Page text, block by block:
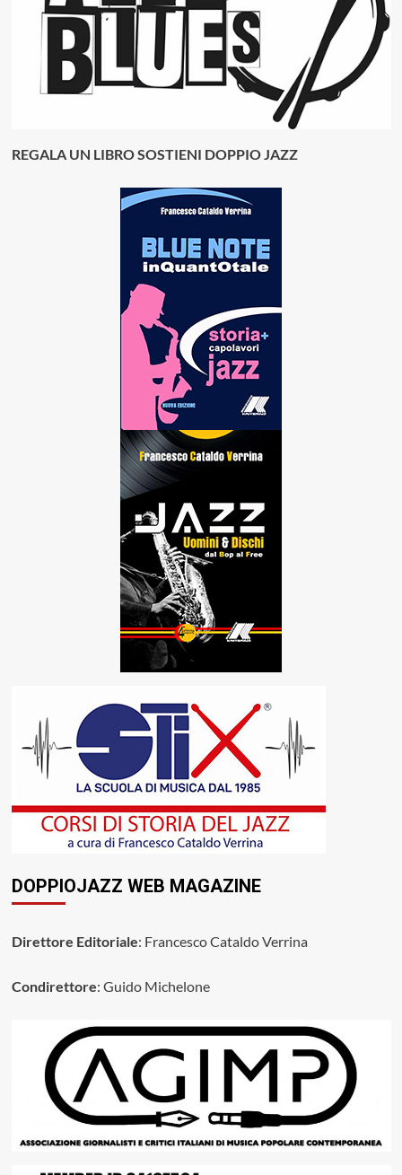
REGALA UN LIBRO SOSTIENI DOPPIO JAZZ
DOPPIOJAZZ WEB MAGAZINE
Direttore Editoriale: Francesco Cataldo Verrina
Condirettore: Guido Michelone